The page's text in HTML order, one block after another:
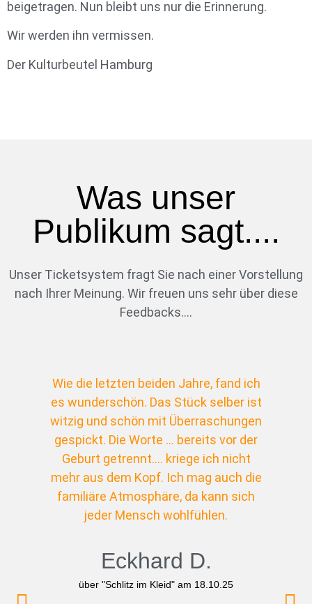
beigetragen. Nun bleibt uns nur die Erinnerung.
Wir werden ihn vermissen.
Der Kulturbeutel Hamburg
Was unser
Publikum sagt....
Unser Ticketsystem fragt Sie nach einer Vorstellung
nach Ihrer Meinung. Wir freuen uns sehr über diese
Feedbacks….
Wie die letzten beiden Jahre, fand ich
es wunderschön. Das Stück selber ist
witzig und schön mit Überraschungen
gespickt. Die Worte ... bereits vor der
Geburt getrennt.... kriege ich nicht
mehr aus dem Kopf. Ich mag auch die
familiäre Atmosphäre, da kann sich
jeder Mensch wohlfühlen.
Eckhard D.
über "Schlitz im Kleid" am 18.10.25